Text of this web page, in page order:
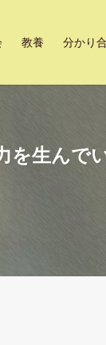
教養 分かり
を生んで